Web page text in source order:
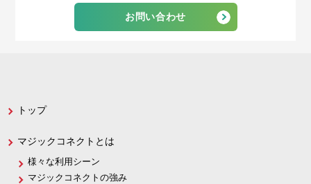
お問い合わせ
トップ
マジックコネクトとは
様々な利用シーン
マジックコネクトの強み